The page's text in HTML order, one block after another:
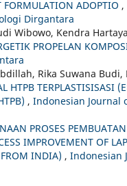
FORMULATION ADOPTIO ,
Dirgantara
Wibowo, Kendra
PROPELAN
Rika Suwana Budi,
HTPB TERPLASTISISASI
, Indonesian Journal
PROSES
IMPROVEMENT OF
FROM INDIA) , Indonesian